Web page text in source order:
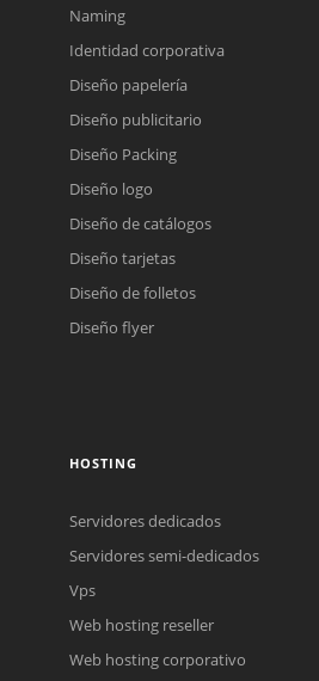
Naming
Identidad corporativa
Diseño papelería
Diseño publicitario
Diseño Packing
Diseño logo
Diseño de catálogos
Diseño tarjetas
Diseño de folletos
Diseño flyer
HOSTING
Servidores dedicados
Servidores semi-dedicados
Vps
Web hosting reseller
Web hosting corporativo